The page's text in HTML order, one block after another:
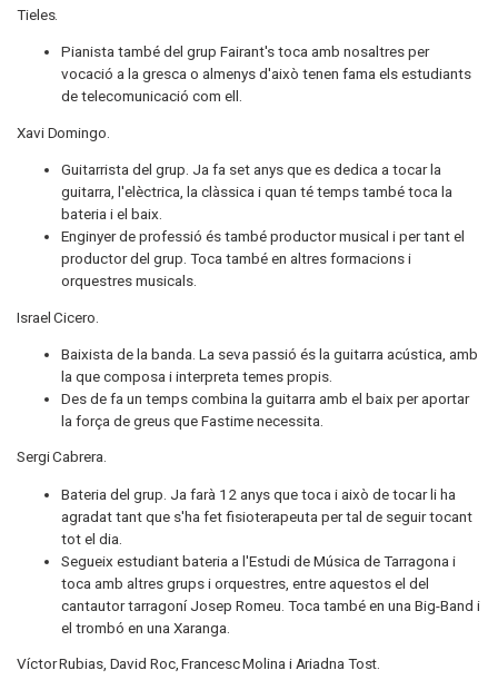
Tieles.
Pianista també del grup Fairant's toca amb nosaltres per
vocació a la gresca o almenys d'això tenen fama els estudiants
de telecomunicació com ell.
Xavi Domingo.
Guitarrista del grup. Ja fa set anys que es dedica a tocar la
guitarra, l'elèctrica, la clàssica i quan té temps també toca la
bateria i el baix.
Enginyer de professió és també productor musical i per tant el
productor del grup. Toca també en altres formacions i
orquestres musicals.
Israel Cicero.
Baixista de la banda. La seva passió és la guitarra acústica, amb
la que composa i interpreta temes propis.
Des de fa un temps combina la guitarra amb el baix per aportar
la força de greus que Fastime necessita.
Sergi Cabrera.
Bateria del grup. Ja farà 12 anys que toca i això de tocar li ha
agradat tant que s'ha fet fisioterapeuta per tal de seguir tocant
tot el dia.
Segueix estudiant bateria a l'Estudi de Música de Tarragona i
toca amb altres grups i orquestres, entre aquestos el del
cantautor tarragoní Josep Romeu. Toca també en una Big-Band i
el trombó en una Xaranga.
Víctor Rubias, David Roc, Francesc Molina i Ariadna Tost.